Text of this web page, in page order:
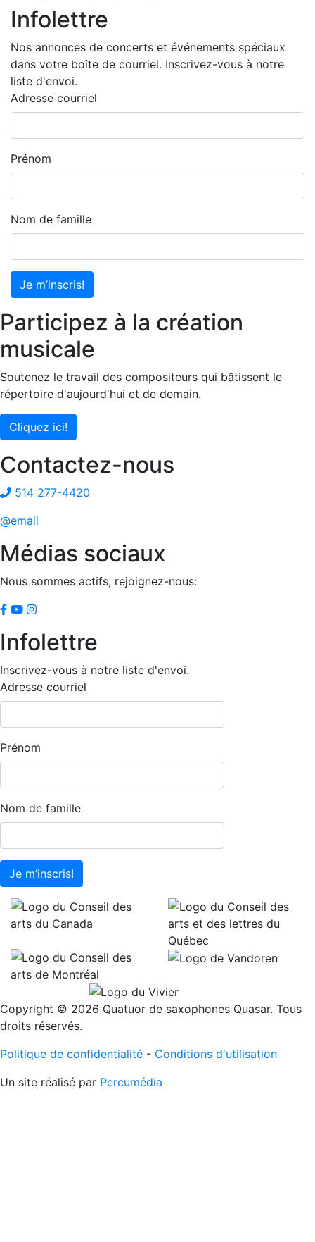
Infolettre
Nos annonces de concerts et événements spéciaux
dans votre boîte de courriel. Inscrivez-vous à notre
liste d'envoi.
Adresse courriel
Prénom
Nom de famille
Je m’inscris!
Participez à la création
musicale
Soutenez le travail des compositeurs qui bâtissent le
répertoire d'aujourd'hui et de demain.
Cliquez ici!
Contactez-nous
514 277-4420
@email
Médias sociaux
Nous sommes actifs, rejoignez-nous:
Infolettre
Inscrivez-vous à notre liste d'envoi.
Adresse courriel
Prénom
Nom de famille
Je m’inscris!
Copyright © 2026 Quatuor de saxophones Quasar. Tous
droits réservés.
Politique de confidentialité - Conditions d'utilisation
Un site réalisé par Percumédia